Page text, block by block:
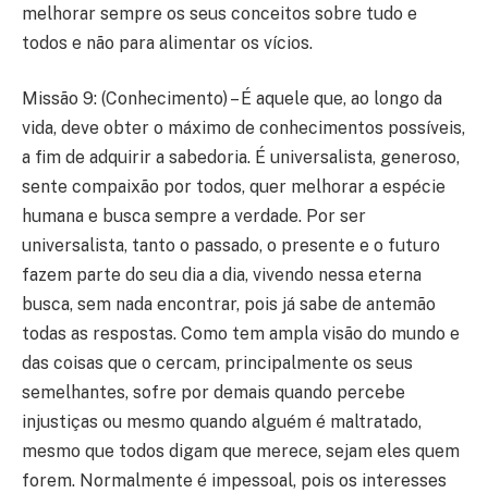
melhorar sempre os seus conceitos sobre tudo e
todos e não para alimentar os vícios.
Missão 9: (Conhecimento) – É aquele que, ao longo da
vida, deve obter o máximo de conhecimentos possíveis,
a fim de adquirir a sabedoria. É universalista, generoso,
sente compaixão por todos, quer melhorar a espécie
humana e busca sempre a verdade. Por ser
universalista, tanto o passado, o presente e o futuro
fazem parte do seu dia a dia, vivendo nessa eterna
busca, sem nada encontrar, pois já sabe de antemão
todas as respostas. Como tem ampla visão do mundo e
das coisas que o cercam, principalmente os seus
semelhantes, sofre por demais quando percebe
injustiças ou mesmo quando alguém é maltratado,
mesmo que todos digam que merece, sejam eles quem
forem. Normalmente é impessoal, pois os interesses